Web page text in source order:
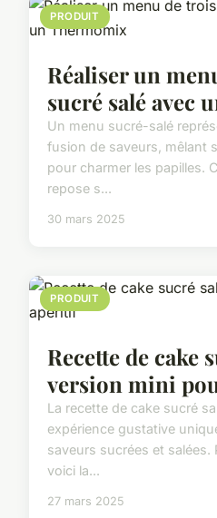
PRODUIT
Réaliser un
sucré salé avec
Un menu sucré-salé
fusion de saveurs, mêlant
pour charmer les papilles.
repose s...
30 mars 2025
PRODUIT
Recette de cake
version mini
La recette de cake sucré
expérience gustative
saveurs sucrées et salées.
voici la...
27 mars 2025